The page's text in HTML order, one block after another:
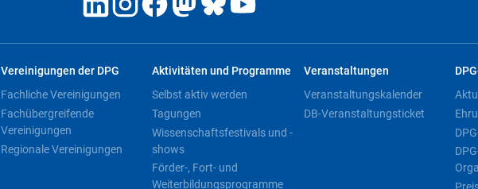
Vereinigungen der DPG
Fachliche Vereinigungen
Fachübergreifende
Vereinigungen
Regionale Vereinigungen
Aktivitäten und Programme
Selbst aktiv werden
Tagungen
Wissenschaftsfestivals und -
shows
Förder-, Fort- und
Weiterbildungsprogramme
Veranstaltungen
Veranstaltungskalender
DB-Veranstaltungsticket